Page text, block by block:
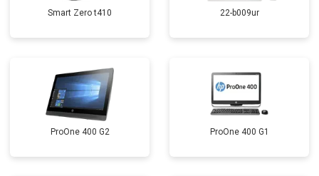
Smart Zero t410 22-b009ur
ProOne 400 G2 ProOne 400 G1